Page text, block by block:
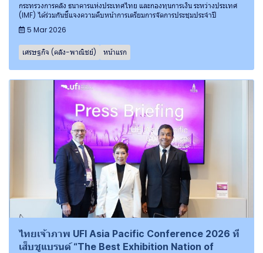
กระทรวงการคลัง ธนาคารแห่งประเทศไทย และกองทุนการเงิน ระหว่างประเทศ
(IMF) ได้ร่วมกันชี้แจงความคืบหน้าการเตรียมการจัดการประชุมประจำปี
5 Mar 2026
เศรษฐกิจ (คลัง-พาณิชย์) หน้าแรก
ไทยเจ้าภาพ UFI Asia Pacific Conference 2026 ที
เส็บชูแบรนด์ “The Best Exhibition Nation of